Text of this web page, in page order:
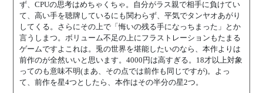
ず、CPUの思考はめちゃくちゃ。自分がラス親で相手に負けてい
て、高い手を聴牌しているにも関わらず、平気でタンヤオあがり
してくる。さらにその上で「悔いの残る手になっちまった」とか
言うしまつ。ボリューム不足の上にフラストレーションもたまる
ゲームですよこれは。兎の世界を堪能したいのなら、本作よりは
前作のが全然いいと思います。4000円は高すぎる。18才以上対象
ってのも意味不明(まあ、その点では前作も同じですが)。よっ
て、前作を星4つとしたら、本作はその半分の星2つ。